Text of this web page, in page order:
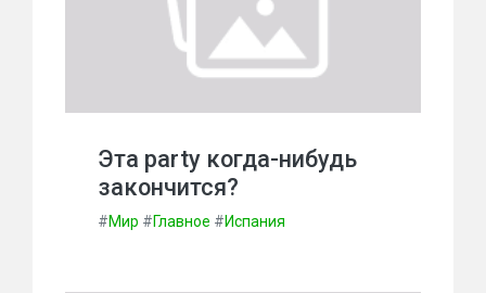
Эта party когда-нибудь
закончится?
#Мир #Главное #Испания